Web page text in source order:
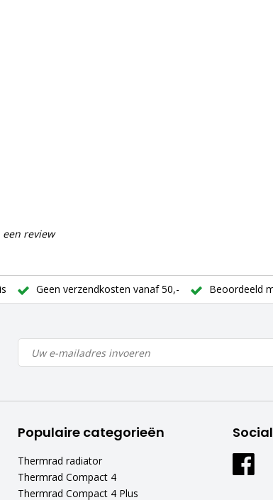
review
Geen verzendkosten vanaf 50,- Beoordeeld
Populaire categorieën
Thermrad radiator
Thermrad Compact 4
Thermrad Compact 4 Plus